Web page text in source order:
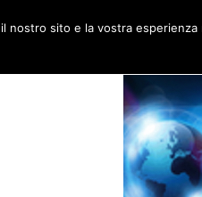
nostro sito e la vostra